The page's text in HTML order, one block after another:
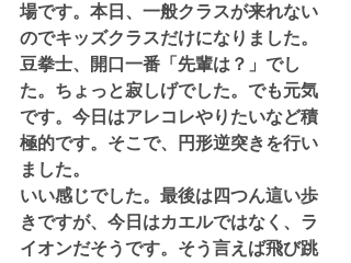
場です。本日、一般クラスが来れない
のでキッズクラスだけになりました。
豆拳士、開口一番「先輩は？」でし
た。ちょっと寂しげでした。でも元気
です。今日はアレコレやりたいなど積
極的です。そこで、円形逆突きを行い
ました。
いい感じでした。最後は四つん這い歩
きですが、今日はカエルではなく、ラ
イオンだそうです。そう言えば飛び跳